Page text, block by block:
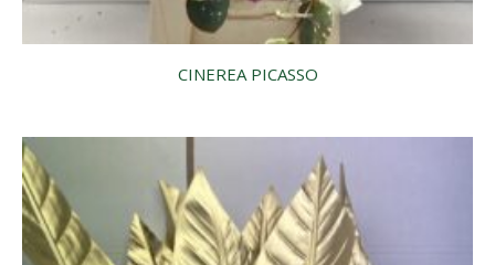
CINEREA PICASSO